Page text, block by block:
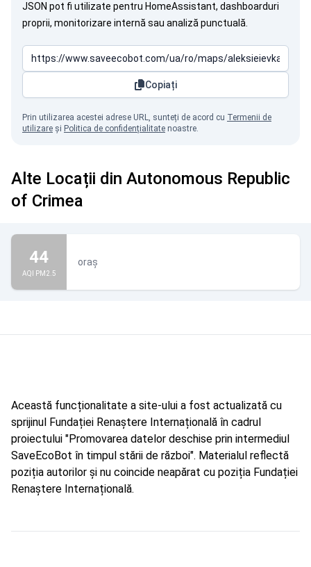
JSON pot fi utilizate pentru HomeAssistant, dashboarduri
proprii, monitorizare internă sau analiză punctuală.
Copiați
Prin utilizarea acestei adrese URL, sunteți de acord cu Termenii de
utilizare și Politica de confidențialitate noastre.
Alte Locații din Autonomous Republic
of Crimea
44
AQI PM2.5
oraș
Această funcționalitate a site-ului a fost actualizată cu
sprijinul Fundației Renaștere Internațională în cadrul
proiectului "Promovarea datelor deschise prin intermediul
SaveEcoBot în timpul stării de război". Materialul reflectă
poziția autorilor și nu coincide neapărat cu poziția Fundației
Renaștere Internațională.